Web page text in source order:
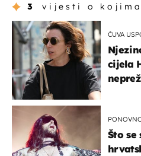
3 vijesti o
ČUVA
cijela
Što se